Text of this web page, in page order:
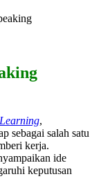
,
sebagai salah satu
kerja.
ide
keputusan